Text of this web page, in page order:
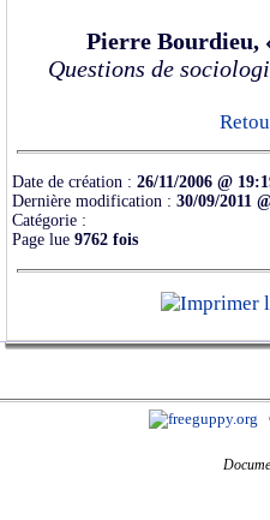
Pierre Bourdieu,
Questions de
Date de création : 26/11/2006 @
Dernière modification : 30/09/2011
Catégorie :
Page lue 9762 fois